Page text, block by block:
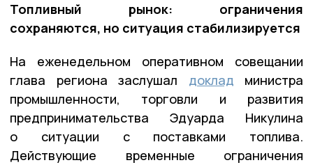
Топливный рынок: ограничения
сохраняются, но ситуация стабилизируется
На еженедельном оперативном совещании
глава региона заслушал доклад министра
промышленности, торговли и развития
предпринимательства Эдуарда Никулина
о ситуации с поставками топлива.
Действующие временные ограничения